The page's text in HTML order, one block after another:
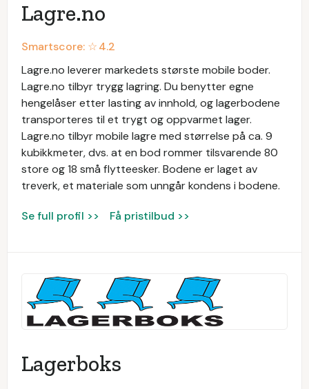
Lagre.no
Smartscore: ☆4.2
Lagre.no leverer markedets største mobile boder.
Lagre.no tilbyr trygg lagring. Du benytter egne
hengelåser etter lasting av innhold, og lagerbodene
transporteres til et trygt og oppvarmet lager.
Lagre.no tilbyr mobile lagre med størrelse på ca. 9
kubikkmeter, dvs. at en bod rommer tilsvarende 80
store og 18 små flytteesker. Bodene er laget av
treverk, et materiale som unngår kondens i bodene.
Se full profil >> Få pristilbud >>
Lagerboks